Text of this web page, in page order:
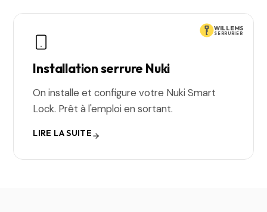
WILLEMS
SERRURIER
Installation serrure Nuki
On installe et configure votre Nuki Smart
Lock. Prêt à l'emploi en sortant.
LIRE LA SUITE